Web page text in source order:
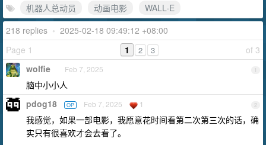
机器人总动员 动画电影
WALL·E
218 replies • 2025-02-18 09:49:12 +08:00
Page 1
of 3
1 2 3
1
wolfie Feb 7, 2025
脑中小小人
2
pdog18 OP Feb 7, 2025 1
我感觉，如果一部电影，我愿意花时间看第二次第三次的话，确
实只有很喜欢才会去看了。